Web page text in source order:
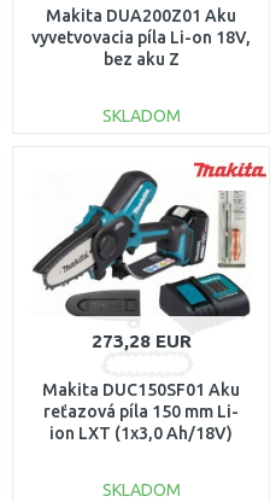
Makita DUA200Z01 Aku
vyvetvovacia píla Li-on 18V,
bez aku Z
SKLADOM
DO KOŠÍKA
Porovnať
273,28 EUR
Makita DUC150SF01 Aku
reťazová píla 150 mm Li-
ion LXT (1x3,0 Ah/18V)
SKLADOM